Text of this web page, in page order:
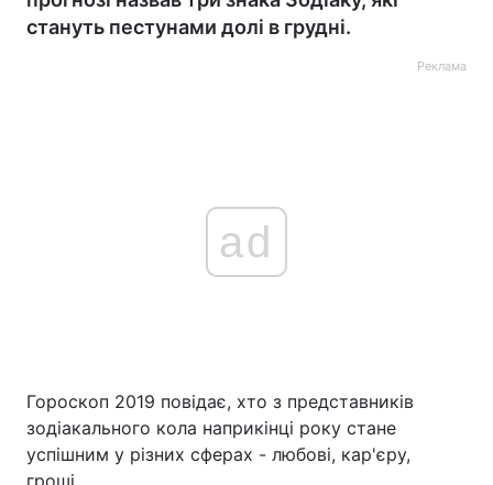
стануть пестунами долі в грудні.
Реклама
ad
Гороскоп 2019 повідає, хто з представників
зодіакального кола наприкінці року стане
успішним у різних сферах - любові, кар'єру,